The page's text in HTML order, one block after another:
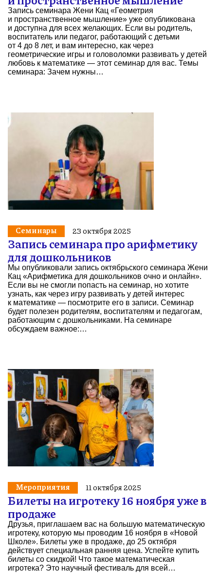
Запись семинара Жени Кац «Геометрия
и пространственное мышление» уже опубликована
и доступна для всех желающих. Если вы родитель,
воспитатель или педагог, работающий с детьми
от 4 до 8 лет, и вам интересно, как через
геометрические игры и головоломки развивать у детей
любовь к математике — этот семинар для вас. Темы
семинара: Зачем нужны…
Семинары 23 октября 2025
Запись семинара про арифметику
для дошкольников
Мы опубликовали запись октябрьского семинара Жени
Кац «Арифметика для дошкольников очно и онлайн».
Если вы не смогли попасть на семинар, но хотите
узнать, как через игру развивать у детей интерес
к математике — посмотрите его в записи. Семинар
будет полезен родителям, воспитателям и педагогам,
работающим с дошкольниками. На семинаре
обсуждаем важное:…
Мероприятия 11 октября 2025
Билеты на игротеку 16 ноября уже в
продаже
Друзья, приглашаем вас на большую математическую
игротеку, которую мы проводим 16 ноября в «Новой
Школе». Билеты уже в продаже, до 25 октября
действует специальная ранняя цена. Успейте купить
билеты со скидкой! Что такое математическая
игротека? Это научный фестиваль для всей…